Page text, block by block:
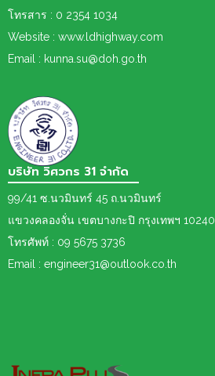
โทรสาร : 0 2354 1034
Website : www.ldhighway.com
Email : kunna.su@doh.go.th
บริษัท วิศวกร 31 จำกัด
99/41 ซ.นวมินทร์ 45 ถ.นวมินทร์
แขวงคลองจั่น เขตบางกะปิ กรุงเทพฯ 10240
โทรศัพท์ : 09 5675 3736
Email : engineer31@outlook.co.th